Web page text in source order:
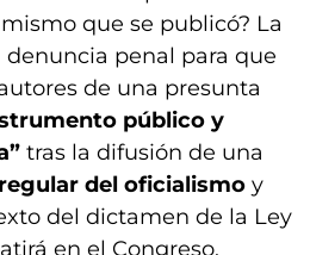
que se publicó? La
penal para que
de una presunta
público y
tras la difusión de una
del oficialismo y
del dictamen de la Ley
en el Congreso.